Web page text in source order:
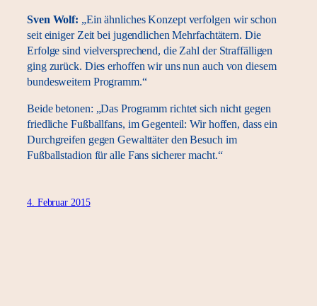
Sven Wolf: „Ein ähnliches Konzept verfolgen wir schon
seit einiger Zeit bei jugendlichen Mehrfachtätern. Die
Erfolge sind vielversprechend, die Zahl der Straffälligen
ging zurück. Dies erhoffen wir uns nun auch von diesem
bundesweitem Programm.“
Beide betonen: „Das Programm richtet sich nicht gegen
friedliche Fußballfans, im Gegenteil: Wir hoffen, dass ein
Durchgreifen gegen Gewalttäter den Besuch im
Fußballstadion für alle Fans sicherer macht.“
4. Februar 2015